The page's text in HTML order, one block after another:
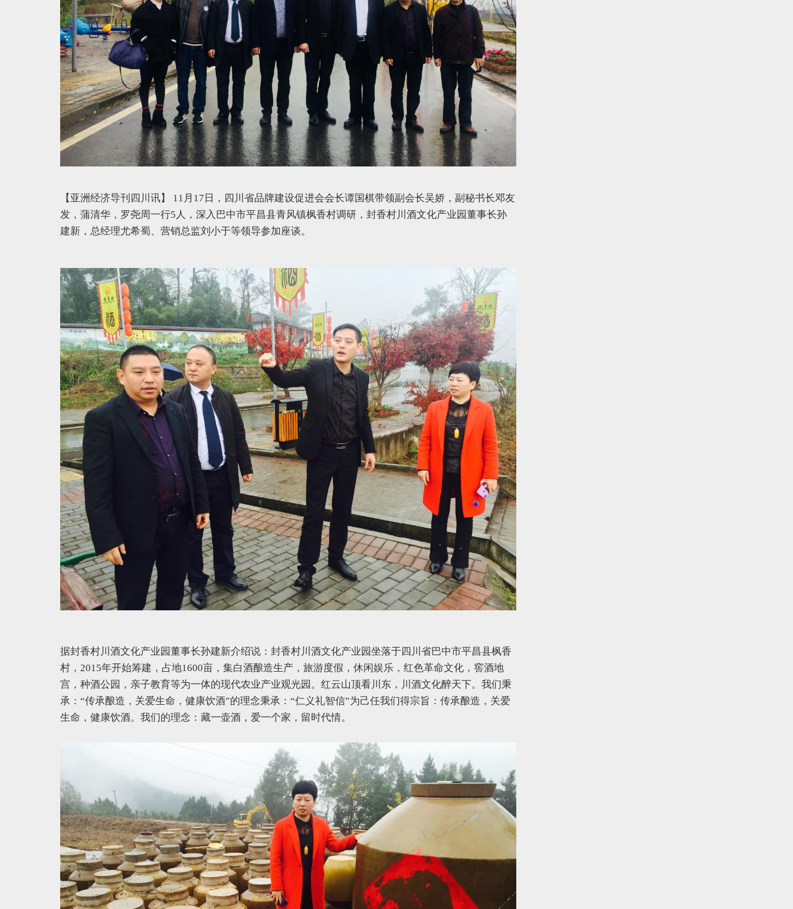
【亚洲经济导刊四川讯】 11月17日，四川省品牌建设促进会会长谭国棋带领副会长吴娇，副秘书长邓友
发，蒲清华，罗尧周一行5人，深入巴中市平昌县青风镇枫香村调研，封香村川酒文化产业园董事长孙
建新，总经理尤希蜀、营销总监刘小于等领导参加座谈。
据封香村川酒文化产业园董事长孙建新介绍说：封香村川酒文化产业园坐落于四川省巴中市平昌县枫香
村，2015年开始筹建，占地1600亩，集白酒酿造生产，旅游度假，休闲娱乐，红色革命文化，窖酒地
宫，种酒公园，亲子教育等为一体的现代农业产业观光园。红云山顶看川东，川酒文化醉天下。我们秉
承：“传承酿造，关爱生命，健康饮酒”的理念秉承：“仁义礼智信”为己任我们得宗旨：传承酿造，关爱
生命，健康饮酒。我们的理念：藏一壶酒，爱一个家，留时代情。